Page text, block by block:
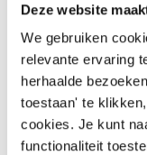
Deze website
We gebruiken
relevante ervaring
herhaalde
toestaan' te
cookies. Je kunt
functionaliteit
in de leeftijd van 5
kunnen worden
mogelijk om in
Op zoek naar een
kind, vriend,
houtskool of
dan een selfie.